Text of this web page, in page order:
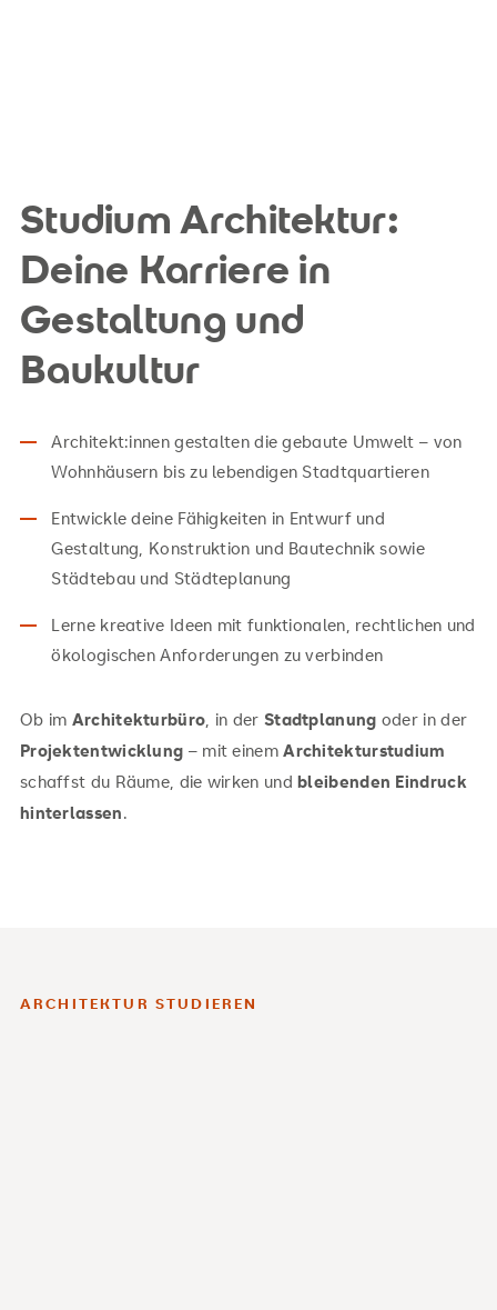
Studium Architektur:
Deine Karriere in
Gestaltung und
Baukultur
Architekt:innen gestalten die gebaute Umwelt – von
Wohnhäusern bis zu lebendigen Stadtquartieren
Entwickle deine Fähigkeiten in Entwurf und
Gestaltung, Konstruktion und Bautechnik sowie
Städtebau und Städteplanung
Lerne kreative Ideen mit funktionalen, rechtlichen und
ökologischen Anforderungen zu verbinden
Ob im Architekturbüro , in der Stadtplanung oder in der
Projektentwicklung – mit einemArchitekturstudium
schaffst du Räume, die wirken undbleibenden Eindruck
hinterlassen.
ARCHITEKTUR STUDIEREN